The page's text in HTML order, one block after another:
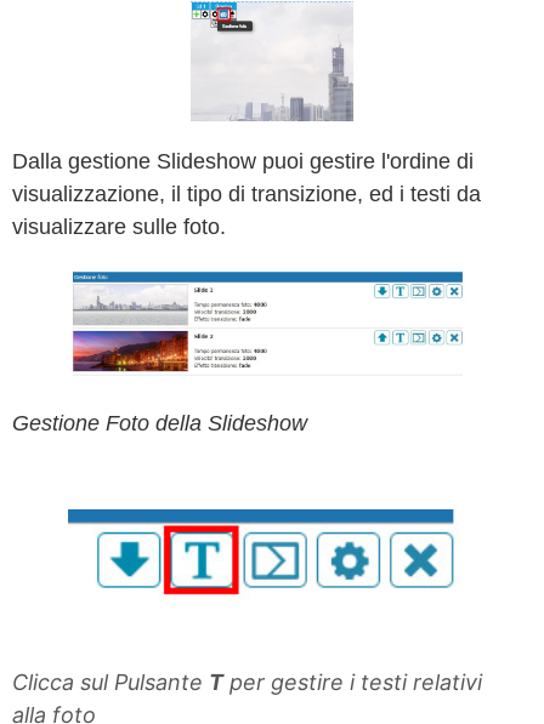
Dalla gestione Slideshow puoi gestire l'ordine di
visualizzazione, il tipo di transizione, ed i testi da
visualizzare sulle foto.
Gestione Foto della Slideshow
Clicca sul Pulsante Tper gestire i testi relativi
alla foto